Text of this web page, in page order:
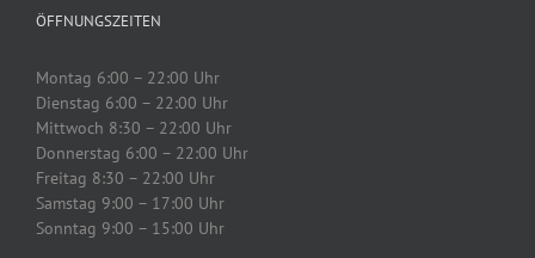
ÖFFNUNGSZEITEN
Montag 6:00 – 22:00 Uhr
Dienstag 6:00 – 22:00 Uhr
Mittwoch 8:30 – 22:00 Uhr
Donnerstag 6:00 – 22:00 Uhr
Freitag 8:30 – 22:00 Uhr
Samstag 9:00 – 17:00 Uhr
Sonntag 9:00 – 15:00 Uhr